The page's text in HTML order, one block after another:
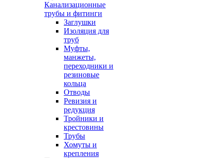
Канализационные
трубы и фитинги
Заглушки
Изоляция для
труб
Муфты,
манжеты,
переходники и
резиновые
кольца
Отводы
Ревизия и
редукция
Тройники и
крестовины
Трубы
Хомуты и
крепления